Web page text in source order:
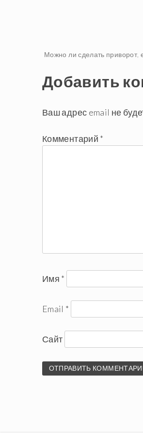
Навигация
по
записям
Можно ли сделать приворот,
Добавить
Ваш адрес email не
Комментарий *
Имя *
Email *
Сайт